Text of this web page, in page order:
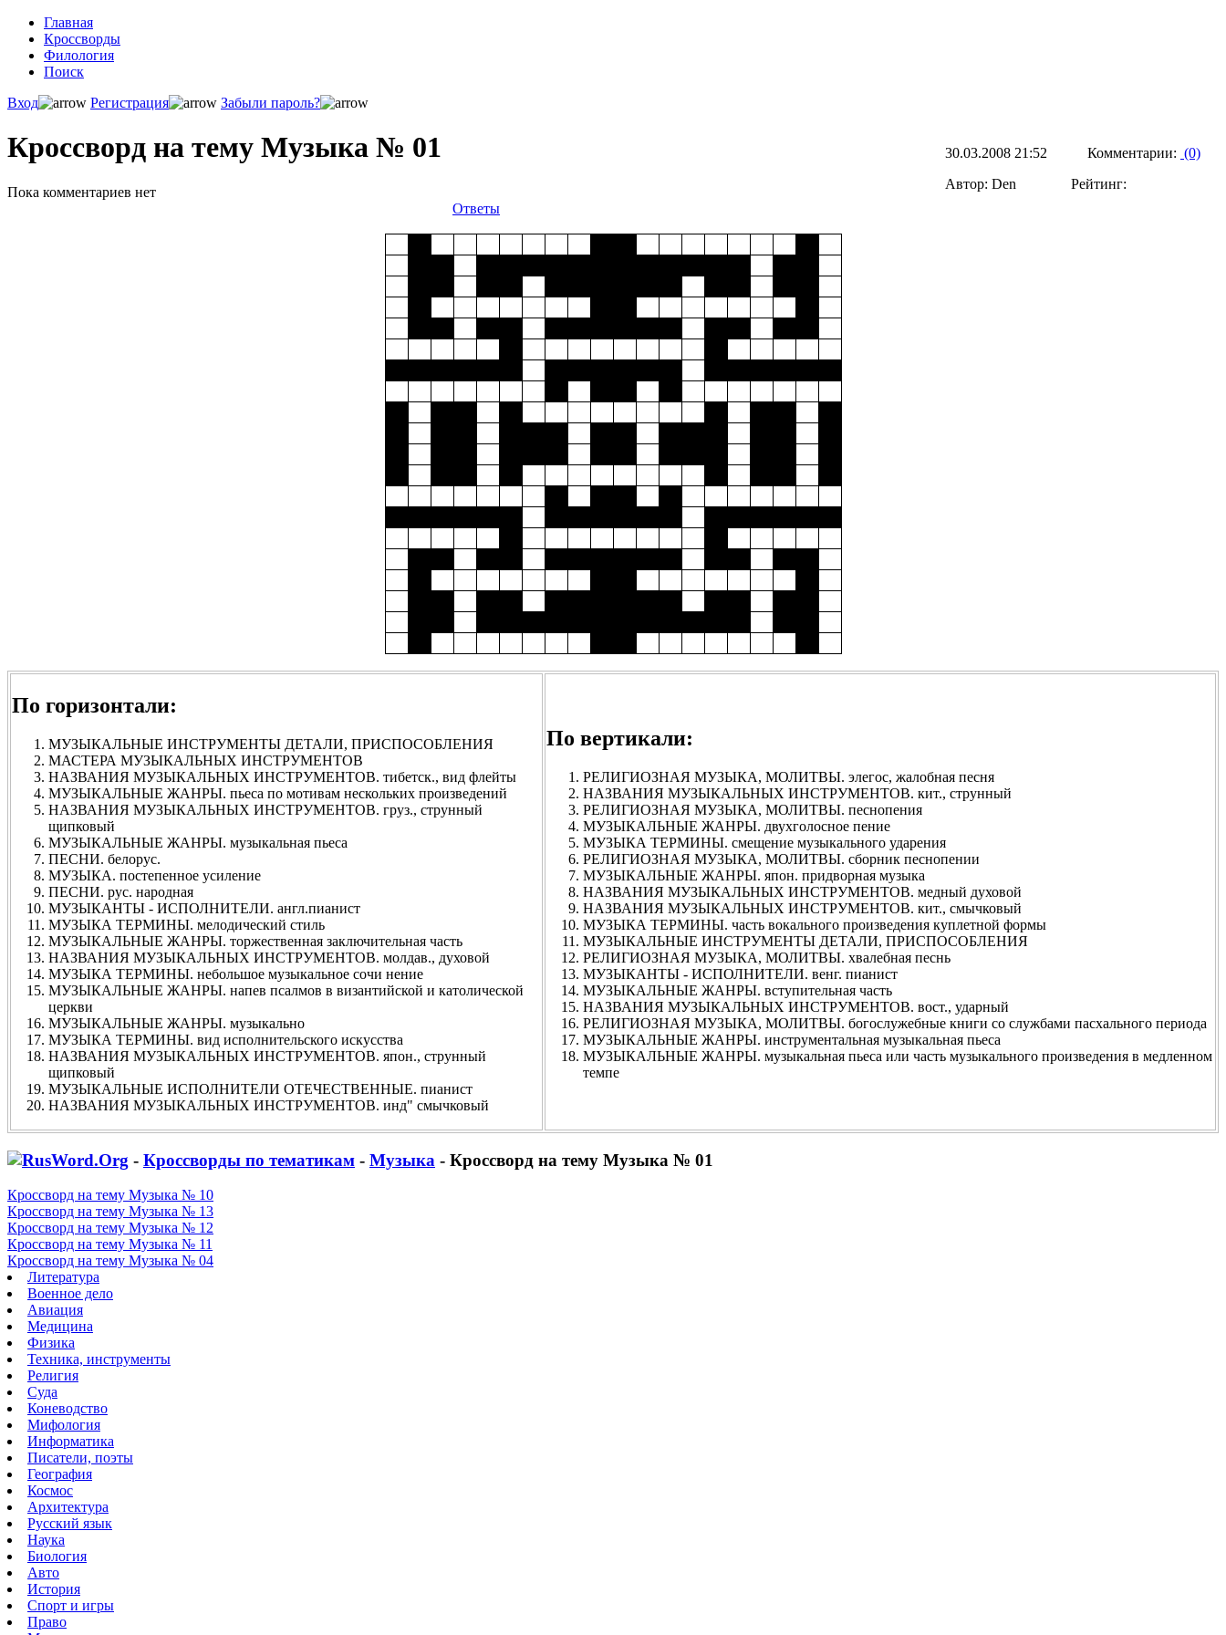
Главная
Кроссворды
Филология
Поиск
Вход
Регистрация Забыли пароль?
30.03.2008 21:52 Комментарии: (0)
Автор: Den Рейтинг:
Кроссворд на тему Музыка № 01
Пока комментариев нет
Ответы
По горизонтали:
МУЗЫКАЛЬНЫЕ ИНСТРУМЕНТЫ ДЕТАЛИ, ПРИСПОСОБЛЕНИЯ
МАСТЕРА МУЗЫКАЛЬНЫХ ИНСТРУМЕНТОВ
НАЗВАНИЯ МУЗЫКАЛЬНЫХ ИНСТРУМЕНТОВ. тибетск., вид флейты
МУЗЫКАЛЬНЫЕ ЖАНРЫ. пьеса по мотивам нескольких произведений
НАЗВАНИЯ МУЗЫКАЛЬНЫХ ИНСТРУМЕНТОВ. груз., струнный
щипковый
МУЗЫКАЛЬНЫЕ ЖАНРЫ. музыкальная пьеса
ПЕСНИ. белорус.
МУЗЫКА. постепенное усиление
ПЕСНИ. рус. народная
МУЗЫКАНТЫ - ИСПОЛНИТЕЛИ. англ.пианист
МУЗЫКА ТЕРМИНЫ. мелодический стиль
МУЗЫКАЛЬНЫЕ ЖАНРЫ. торжественная заключительная часть
НАЗВАНИЯ МУЗЫКАЛЬНЫХ ИНСТРУМЕНТОВ. молдав., духовой
МУЗЫКА ТЕРМИНЫ. небольшое музыкальное сочи нение
МУЗЫКАЛЬНЫЕ ЖАНРЫ. напев псалмов в византийской и католической
церкви
МУЗЫКАЛЬНЫЕ ЖАНРЫ. музыкально
МУЗЫКА ТЕРМИНЫ. вид исполнительского искусства
НАЗВАНИЯ МУЗЫКАЛЬНЫХ ИНСТРУМЕНТОВ. япон., струнный
щипковый
МУЗЫКАЛЬНЫЕ ИСПОЛНИТЕЛИ ОТЕЧЕСТВЕННЫЕ. пианист
НАЗВАНИЯ МУЗЫКАЛЬНЫХ ИНСТРУМЕНТОВ. инд" смычковый
По вертикали:
РЕЛИГИОЗНАЯ МУЗЫКА, МОЛИТВЫ. элегос, жалобная песня
НАЗВАНИЯ МУЗЫКАЛЬНЫХ ИНСТРУМЕНТОВ. кит., струнный
РЕЛИГИОЗНАЯ МУЗЫКА, МОЛИТВЫ. песнопения
МУЗЫКАЛЬНЫЕ ЖАНРЫ. двухголосное пение
МУЗЫКА ТЕРМИНЫ. смещение музыкального ударения
РЕЛИГИОЗНАЯ МУЗЫКА, МОЛИТВЫ. сборник песнопении
МУЗЫКАЛЬНЫЕ ЖАНРЫ. япон. придворная музыка
НАЗВАНИЯ МУЗЫКАЛЬНЫХ ИНСТРУМЕНТОВ. медный духовой
НАЗВАНИЯ МУЗЫКАЛЬНЫХ ИНСТРУМЕНТОВ. кит., смычковый
МУЗЫКА ТЕРМИНЫ. часть вокального произведения куплетной формы
МУЗЫКАЛЬНЫЕ ИНСТРУМЕНТЫ ДЕТАЛИ, ПРИСПОСОБЛЕНИЯ
РЕЛИГИОЗНАЯ МУЗЫКА, МОЛИТВЫ. хвалебная песнь
МУЗЫКАНТЫ - ИСПОЛНИТЕЛИ. венг. пианист
МУЗЫКАЛЬНЫЕ ЖАНРЫ. вступительная часть
НАЗВАНИЯ МУЗЫКАЛЬНЫХ ИНСТРУМЕНТОВ. вост., ударный
РЕЛИГИОЗНАЯ МУЗЫКА, МОЛИТВЫ. богослужебные книги со службами пасхального периода
МУЗЫКАЛЬНЫЕ ЖАНРЫ. инструментальная музыкальная пьеса
МУЗЫКАЛЬНЫЕ ЖАНРЫ. музыкальная пьеса или часть музыкального произведения в медленном
темпе
- Кроссворды по тематикам - Музыка - Кроссворд на тему Музыка № 01
Кроссворд на тему Музыка № 10
Кроссворд на тему Музыка № 13
Кроссворд на тему Музыка № 12
Кроссворд на тему Музыка № 11
Кроссворд на тему Музыка № 04
Литература
Военное дело
Авиация
Медицина
Физика
Техника, инструменты
Религия
Суда
Коневодство
Мифология
Информатика
Писатели, поэты
География
Космос
Архитектура
Русский язык
Наука
Биология
Авто
История
Спорт и игры
Право